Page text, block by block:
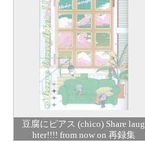
豆腐にピアス (chico) Share laug
hter!!!! from now on 再録集